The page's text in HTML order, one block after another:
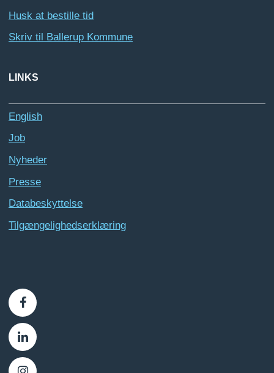
Husk at bestille tid
Skriv til Ballerup Kommune
LINKS
English
Job
Nyheder
Presse
Databeskyttelse
Tilgængelighedserklæring